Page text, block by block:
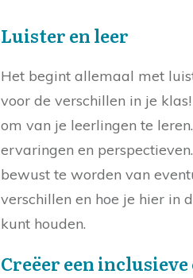
Luister en leer
Het begint allemaal met
voor de verschillen in je
om van je leerlingen te
ervaringen en
bewust te worden van
verschillen en hoe je hier in
kunt houden.
Creëer een